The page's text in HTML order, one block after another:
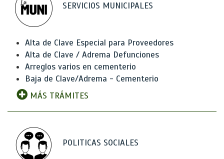
SERVICIOS MUNICIPALES
Alta de Clave Especial para Proveedores
Alta de Clave / Adrema Defunciones
Arreglos varios en cementerio
Baja de Clave/Adrema - Cementerio
MÁS TRÁMITES
POLITICAS SOCIALES